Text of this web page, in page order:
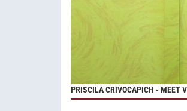
PRISCILA CRIVOCAPICH - MEET